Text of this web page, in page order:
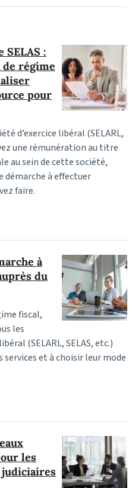
SELAS :
régime
pour
d’exercice libéral (SELARL,
une rémunération au titre
au sein de cette société,
démarche à effectuer
faire.
à
du
fiscal,
les
(SELARL, SELAS, etc.)
services et à choisir leur mode
les